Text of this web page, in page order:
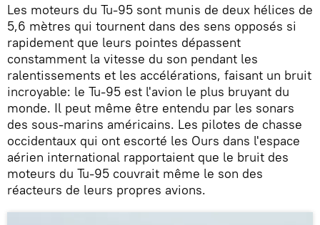
Les moteurs du Tu-95 sont munis de deux hélices de
5,6 mètres qui tournent dans des sens opposés si
rapidement que leurs pointes dépassent
constamment la vitesse du son pendant les
ralentissements et les accélérations, faisant un bruit
incroyable: le Tu-95 est l'avion le plus bruyant du
monde. Il peut même être entendu par les sonars
des sous-marins américains. Les pilotes de chasse
occidentaux qui ont escorté les Ours dans l'espace
aérien international rapportaient que le bruit des
moteurs du Tu-95 couvrait même le son des
réacteurs de leurs propres avions.